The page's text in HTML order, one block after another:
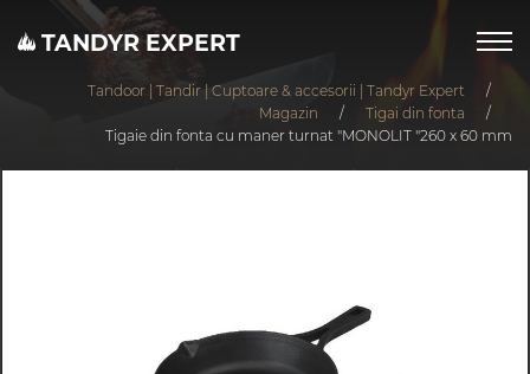
TANDYR EXPERT
Tandoor | Tandir | Cuptoare & accesorii | Tandyr Expert
/
Magazin
/ Tigai din fonta
/
Tigaie din fonta cu maner turnat "MONOLIT "260 x 60 mm